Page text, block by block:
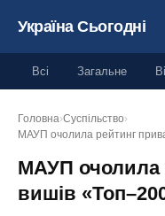
Україна Сьогодні
Всі Загальне
Головна›Суспільство›
МАУП очолила рейтинг
МАУП очолила
вишів